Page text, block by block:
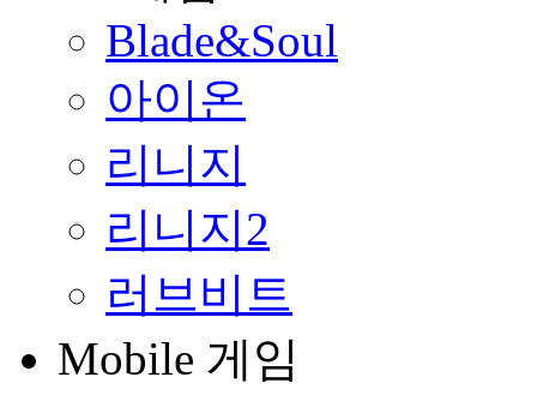
Blade&Soul
아이온
리니지
리니지2
러브비트
Mobile 게임